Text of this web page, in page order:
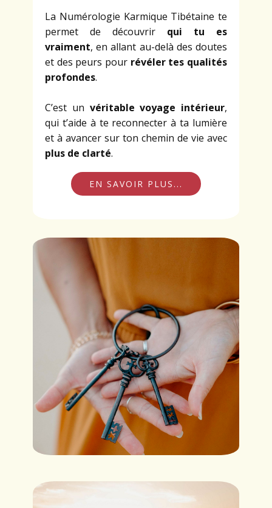
La Numérologie Karmique Tibétaine te
permet de découvrir qui tu es
vraiment, en allant au-delà des doutes
et des peurs pour révéler tes qualités
profondes.
C’est un véritable voyage intérieur,
qui t’aide à te reconnecter à ta lumière
et à avancer sur ton chemin de vie avec
plus de clarté.
EN SAVOIR PLUS...